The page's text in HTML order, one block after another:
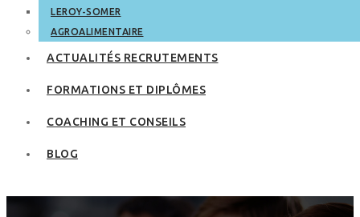
LEROY-SOMER
AGROALIMENTAIRE
ACTUALITÉS RECRUTEMENTS
FORMATIONS ET DIPLÔMES
COACHING ET CONSEILS
BLOG